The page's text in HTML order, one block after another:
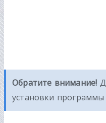
Обратите внимание!
установки программы